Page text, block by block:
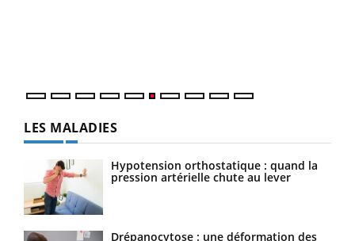
LES MALADIES
Hypotension orthostatique : quand la
pression artérielle chute au lever
Drépanocytose : une déformation des